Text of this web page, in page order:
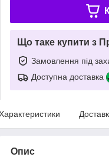
Що таке купити з
Замовлення під
Доступна доставка
Опис